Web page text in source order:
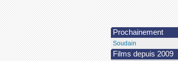
Prochainement
Soudain
Films depuis 2009